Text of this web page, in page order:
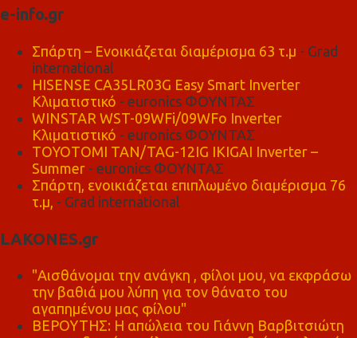
e-info.gr
Σπάρτη – Ενοικιάζεται διαμέρισμα 63 τ.μ - Grad
international
HISENSE CA35LR03G Easy Smart Inverter
Κλιματιστικό - euronics ΦΟΥΝΤΑΣ
WINSTAR WST-09WFi/09WFo Inverter
Κλιματιστικό - euronics ΦΟΥΝΤΑΣ
TOYOTOMI TAN/TAG-12IG IKIGAI Inverter –
Summer - euronics ΦΟΥΝΤΑΣ
Σπάρτη, ενοικιάζεται επιπλωμένο διαμέρισμα 76
τ.μ, - Grad international
LAKONES.gr
"Αισθάνομαι την ανάγκη , φίλοι μου, να εκφράσω
την βαθιά μου λύπη για τον θάνατο του
αγαπημένου μας φίλου"
ΒΕΡΟΥΤΗΣ: Η απώλεια του Γιάννη Βαρβιτσιώτη